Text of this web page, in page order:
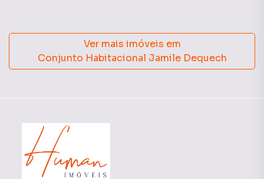
Ver mais imóveis em
Conjunto Habitacional Jamile Dequech